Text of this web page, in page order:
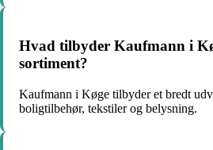
Hvad tilbyder Kaufmann i
sortiment?
Kaufmann i Køge tilbyder et bredt
boligtilbehør, tekstiler og belysning.